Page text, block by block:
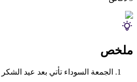
ملخص
الجمعة السوداء تأتي بعد عيد